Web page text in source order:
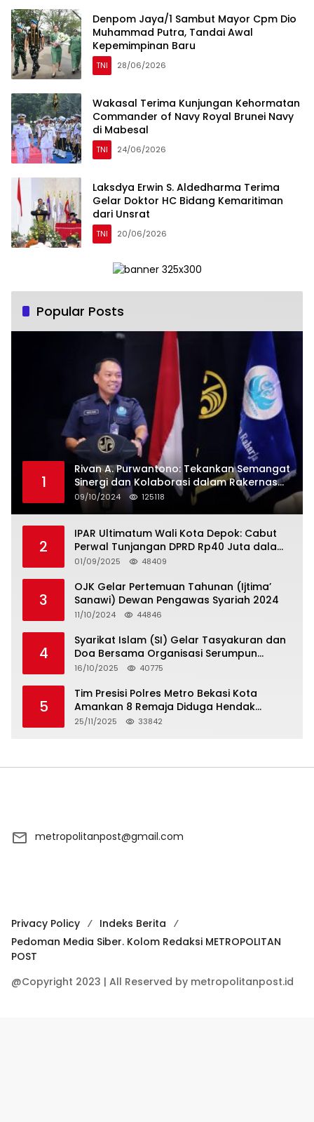
Denpom Jaya/1 Sambut Mayor Cpm Dio
Muhammad Putra, Tandai Awal
Kepemimpinan Baru
TNI 28/06/2026
Wakasal Terima Kunjungan Kehormatan
Commander of Navy Royal Brunei Navy
di Mabesal
TNI 24/06/2026
Laksdya Erwin S. Aldedharma Terima
Gelar Doktor HC Bidang Kemaritiman
dari Unsrat
TNI 20/06/2026
Popular Posts
1
Rivan A. Purwantono: Tekankan Semangat
Sinergi dan Kolaborasi dalam Rakernas
Serikat Pekerja Jasa Raharja
09/10/2024 125118
2
IPAR Ultimatum Wali Kota Depok: Cabut
Perwal Tunjangan DPRD Rp40 Juta dalam
5 Hari atau Hadapi Aksi Rakyat
01/09/2025 48409
3
OJK Gelar Pertemuan Tahunan (Ijtima’
Sanawi) Dewan Pengawas Syariah 2024
11/10/2024 44846
4
Syarikat Islam (SI) Gelar Tasyakuran dan
Doa Bersama Organisasi Serumpun
Syarikat Islam Doa
16/10/2025 40775
5
Tim Presisi Polres Metro Bekasi Kota
Amankan 8 Remaja Diduga Hendak
Tawuran
25/11/2025 33842
metropolitanpost@gmail.com
Privacy Policy
Indeks Berita
Pedoman Media Siber. Kolom Redaksi METROPOLITAN
POST
@Copyright 2023 | All Reserved by metropolitanpost.id